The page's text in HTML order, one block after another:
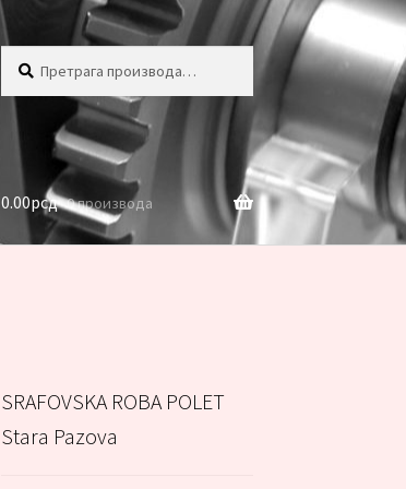
0.00рсд 0 производа
SRAFOVSKA ROBA POLET
Stara Pazova